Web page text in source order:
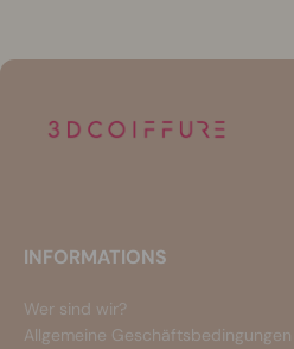
INFORMATIONS
Wer sind wir?
Allgemeine Geschäftsbedingungen